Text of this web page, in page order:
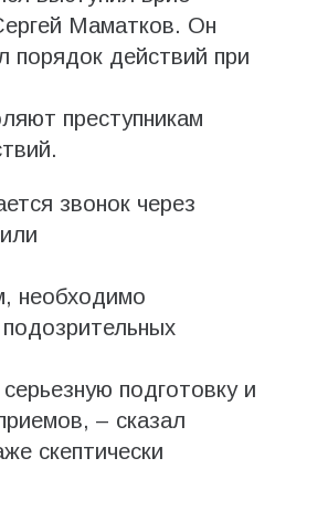
Маматков. Он
порядок действий при
преступникам
звонок через
необходимо
подготовку и
– сказал
скептически